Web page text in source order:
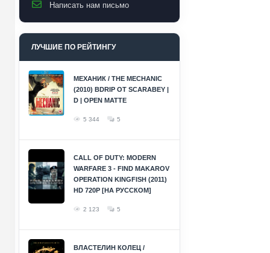
Написать нам письмо
ЛУЧШИЕ ПО РЕЙТИНГУ
МЕХАНИК / THE MECHANIC
(2010) BDRIP ОТ SCARABEY |
D | OPEN MATTE
5 344 5
CALL OF DUTY: MODERN
WARFARE 3 - FIND MAKAROV
OPERATION KINGFISH (2011)
HD 720P [НА РУССКОМ]
2 123 5
ВЛАСТЕЛИН КОЛЕЦ /